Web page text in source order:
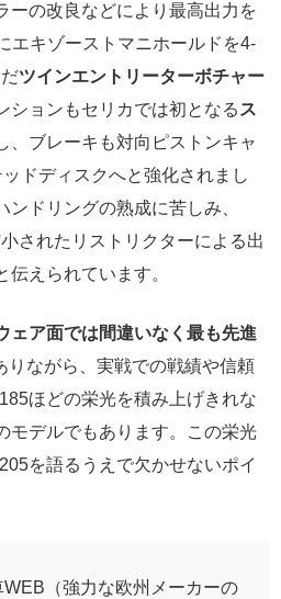
ーの改良などにより最高出力を
エキゾーストマニホールドを4-
ツインエントリーターボチャー
ションもセリカでは初となる ス
、ブレーキも対向ピストンキャ
ドディスクへと強化されまし
ドリングの熟成に苦しみ、
されたリストリクターによる出
伝えられています。
ェア面では間違いなく最も先進
りながら、実戦での戦績や信頼
ほどの栄光を積み上げきれな
モデルでもあります。この栄光
を語るうえで欠かせないポイ
WEB（強力な欧州メーカーの